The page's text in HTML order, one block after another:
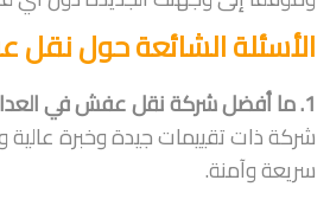
الأسئلة الشائعة حول
1. ما أفضل شركة نقل عفش في العدان؟
شركة ذات تقييمات جيدة وخبرة
سريعة وآمنة.